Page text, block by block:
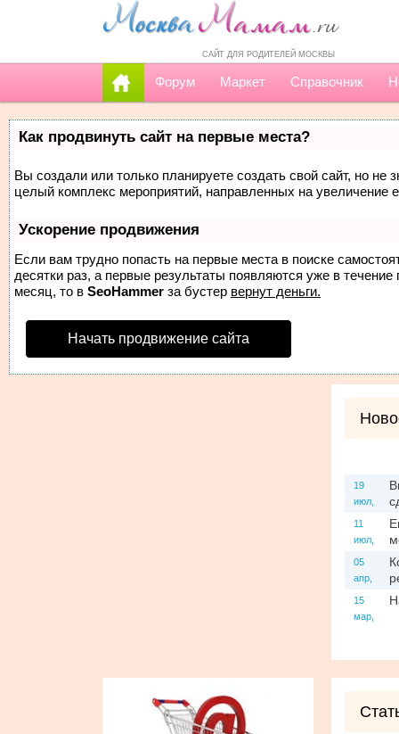
САЙТ ДЛЯ РОДИТЕЛЕЙ МОСКВЫ
Форум Маркет Справочник
Как продвинуть сайт на первые места?
Вы создали или только планируете создать свой сайт, но не
целый комплекс мероприятий, направленных на увеличение
Ускорение продвижения
Если вам трудно попасть на первые места в поиске
десятки раз, а первые результаты появляются уже в
месяц, то в SeoHammer за бустер вернут деньги.
Начать продвижение сайта
19
июл,
11
июл,
05
апр,
15
мар,